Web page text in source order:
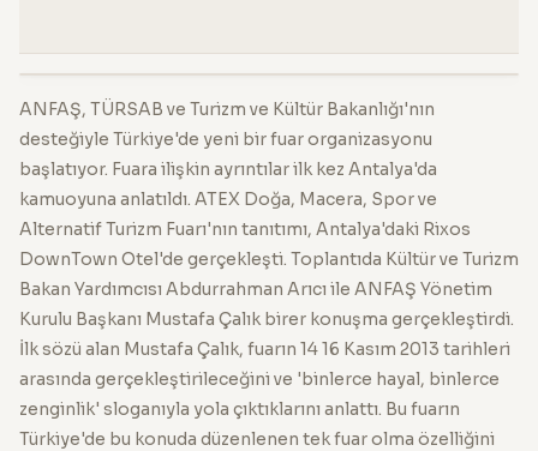
ANFAŞ, TÜRSAB ve Turizm ve Kültür Bakanlığı'nın
desteğiyle Türkiye'de yeni bir fuar organizasyonu
başlatıyor. Fuara ilişkin ayrıntılar ilk kez Antalya'da
kamuoyuna anlatıldı. ATEX Doğa, Macera, Spor ve
Alternatif Turizm Fuarı'nın tanıtımı, Antalya'daki Rixos
DownTown Otel'de gerçekleşti. Toplantıda Kültür ve Turizm
Bakan Yardımcısı Abdurrahman Arıcı ile ANFAŞ Yönetim
Kurulu Başkanı Mustafa Çalık birer konuşma gerçekleştirdi.
İlk sözü alan Mustafa Çalık, fuarın 14 16 Kasım 2013 tarihleri
arasında gerçekleştirileceğini ve 'binlerce hayal, binlerce
zenginlik' sloganıyla yola çıktıklarını anlattı. Bu fuarın
Türkiye'de bu konuda düzenlenen tek fuar olma özelliğini